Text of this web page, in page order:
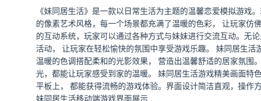
《妹同居生活》是一款以日常生活为主题的温馨恋爱模拟游
的像素艺术风格，每一个场景都充满了温暖的色彩， 让玩家
的互动系统，玩家可以通过各种方式与妹妹进行交流互动。无
活动， 让玩家在轻松愉快的氛围中享受游戏乐趣。 妹同居生
温暖的色调搭配柔和的光影效果， 营造出温馨舒适的居家氛
光，都能让玩家感受到家的温暖。 妹同居生活游戏精美画面特
平板上， 都能获得流畅的游戏体验。界面设计简洁直观，操作
妹同居生活移动端游戏界面展示